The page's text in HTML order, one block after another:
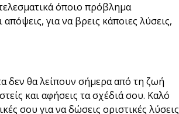
όποιο πρόβλημα
για να βρεις κάποιες λύσεις,
δεν θα λείπουν σήμερα από τη ζωή
και αφήσεις τα σχέδιά σου. Καλό
σου για να δώσεις οριστικές λύσεις